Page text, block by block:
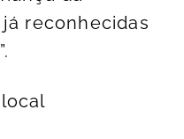
reconhecidas